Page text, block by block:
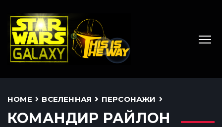
HOME ВСЕЛЕННАЯ ПЕРСОНАЖИ
КОМАНДИР РАЙЛОН